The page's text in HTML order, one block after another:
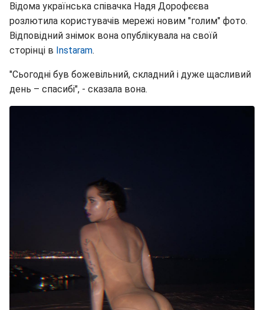
Відома українська співачка Надя Дорофєєва
розлютила користувачів мережі новим "голим" фото.
Відповідний знімок вона опублікувала на своїй
сторінці в Instaram.
"Сьогодні був божевільний, складний і дуже щасливий
день – спасибі", - сказала вона.